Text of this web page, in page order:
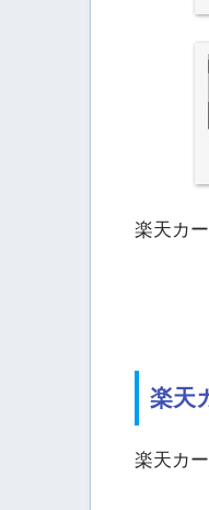
楽天カ
楽天
楽天カ